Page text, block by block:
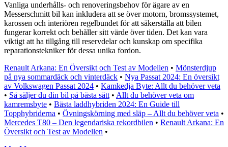
Vanliga underhålls- och renoveringsbehov för ägare av en
Messerschmitt bil kan inkludera att se över motorn, bromssystemet,
karossen och interiören regelbundet för att säkerställa att bilen
fungerar korrekt och behåller sitt värde över tiden. Det kan vara
viktigt att ha tillgång till reservdelar och kunskap om specifika
reparationstekniker för dessa unika fordon.
Renault Arkana: En Översikt och Test av Modellen • Mönsterdjup
på nya sommardäck och vinterdäck • Nya Passat 2024: En översikt
av Volkswagen Passat 2024 • Kamkedja Byte: Allt du behöver veta
• Så säljer du din bil på bästa sätt • Allt du behöver veta om
kamremsbyte • Bästa laddhybriden 2024: En Guide till
Topphybriderna • Övningskörning med släp – Allt du behöver veta •
Mercedes T80 – Den legendariska rekordbilen • Renault Arkana: En
Översikt och Test av Modellen •